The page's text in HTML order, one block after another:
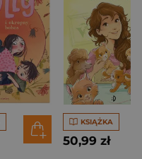
KSIĄŻKA
50,99 zł